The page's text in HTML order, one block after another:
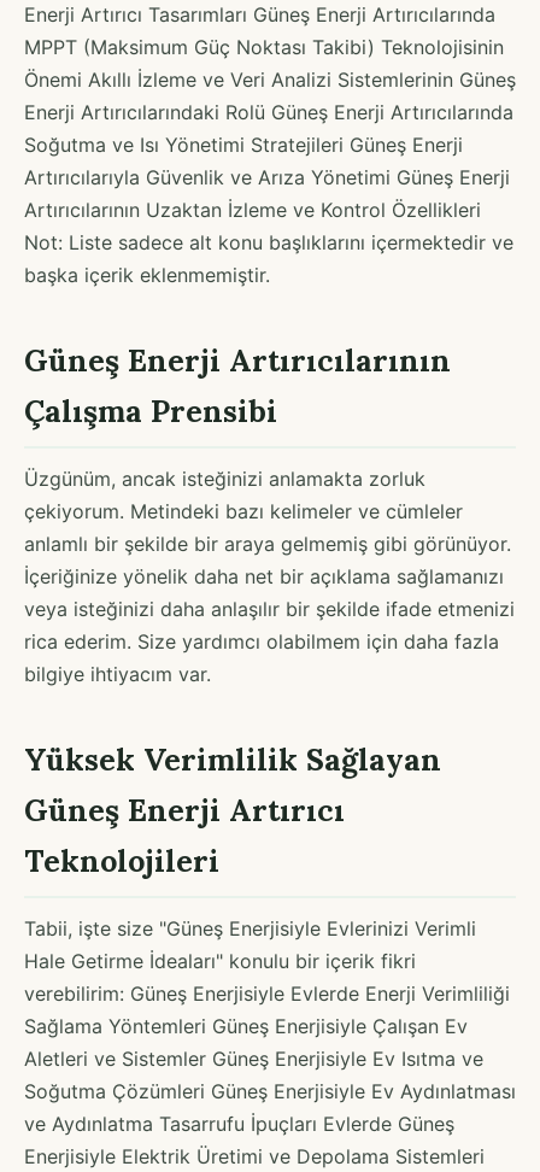
Enerji Artırıcı Tasarımları Güneş Enerji Artırıcılarında
MPPT (Maksimum Güç Noktası Takibi) Teknolojisinin
Önemi Akıllı İzleme ve Veri Analizi Sistemlerinin Güneş
Enerji Artırıcılarındaki Rolü Güneş Enerji Artırıcılarında
Soğutma ve Isı Yönetimi Stratejileri Güneş Enerji
Artırıcılarıyla Güvenlik ve Arıza Yönetimi Güneş Enerji
Artırıcılarının Uzaktan İzleme ve Kontrol Özellikleri
Not: Liste sadece alt konu başlıklarını içermektedir ve
başka içerik eklenmemiştir.
Güneş Enerji Artırıcılarının
Çalışma Prensibi
Üzgünüm, ancak isteğinizi anlamakta zorluk
çekiyorum. Metindeki bazı kelimeler ve cümleler
anlamlı bir şekilde bir araya gelmemiş gibi görünüyor.
İçeriğinize yönelik daha net bir açıklama sağlamanızı
veya isteğinizi daha anlaşılır bir şekilde ifade etmenizi
rica ederim. Size yardımcı olabilmem için daha fazla
bilgiye ihtiyacım var.
Yüksek Verimlilik Sağlayan
Güneş Enerji Artırıcı
Teknolojileri
Tabii, işte size "Güneş Enerjisiyle Evlerinizi Verimli
Hale Getirme İdeaları" konulu bir içerik fikri
verebilirim: Güneş Enerjisiyle Evlerde Enerji Verimliliği
Sağlama Yöntemleri Güneş Enerjisiyle Çalışan Ev
Aletleri ve Sistemler Güneş Enerjisiyle Ev Isıtma ve
Soğutma Çözümleri Güneş Enerjisiyle Ev Aydınlatması
ve Aydınlatma Tasarrufu İpuçları Evlerde Güneş
Enerjisiyle Elektrik Üretimi ve Depolama Sistemleri